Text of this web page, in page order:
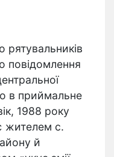
рятувальників
повідомлення
в приймальне
1988 року
жителем с.
й